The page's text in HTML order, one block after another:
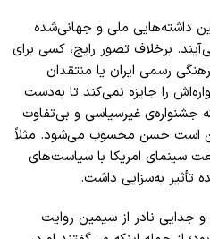
داشته‌هایی ملی و جهانی‌شده
برخلاف تصور رایج، کسی برای
رسمی ایران یا منتقدان
را جایزه نمی‌کند تا به‌دست
که جشنواره‌ی غیرسیاسی و بی‌تفاوت
است حسن محسوب می‌شود. مثلاً
سینمای امریکا با سیاست‌های
تأثیر به‌سزایی داشت.
جدایی نادر از سیمین روایت